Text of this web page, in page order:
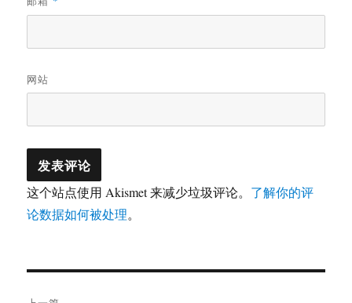
网站
这个站点使用 Akismet 来减少垃圾评论。 了解你的评
论数据如何被处理。